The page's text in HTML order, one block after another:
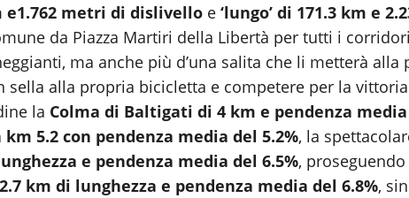
e1.762 metri di dislivello e ‘lungo’ di 171.3 km e
da Piazza Martiri della Libertà per tutti i
ma anche più d’una salita che li metterà alla
sella alla propria bicicletta e competere per la
la Colma di Baltigati di 4 km e pendenza media
5.2 con pendenza media del 5.2%, la
e pendenza media del 6.5%,
km di lunghezza e pendenza media del 6.8%,